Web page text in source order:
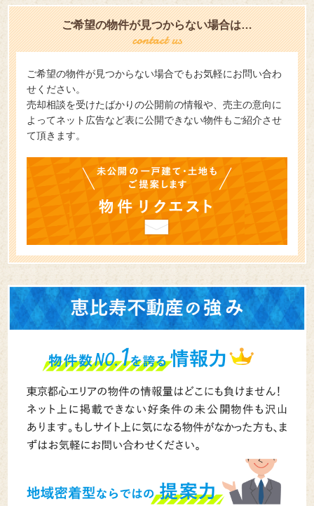
ご希望の物件が見つからない場合は…
ご希望の物件が見つからない場合でもお気軽にお問い合わ
せください。
売却相談を受けたばかりの公開前の情報や、売主の意向に
よってネット広告など表に公開できない物件もご紹介させ
て頂きます。